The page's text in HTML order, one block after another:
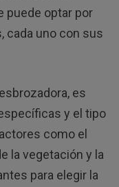
puede optar por
cada uno con sus
es
y el tipo
como el
la vegetación y la
para elegir la